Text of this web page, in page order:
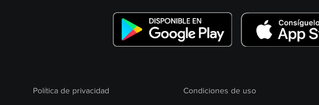
Política de privacidad Condiciones de uso